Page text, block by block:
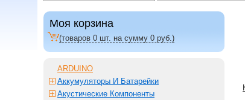
Моя корзина
(товаров 0 шт. на сумму 0 руб.)
ARDUINO
Аккумуляторы И Батарейки
Акустические Компоненты